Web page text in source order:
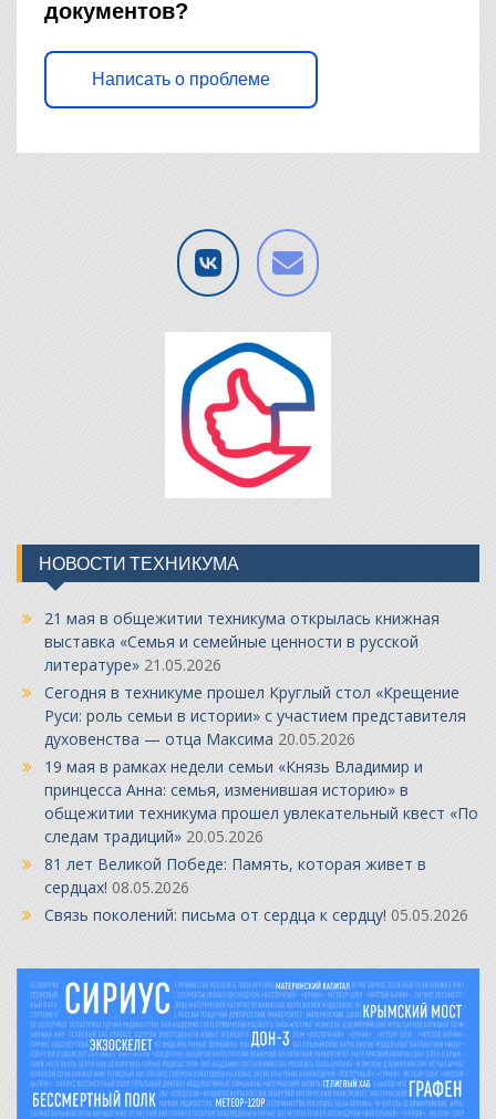
документов?
Написать о проблеме
НОВОСТИ ТЕХНИКУМА
21 мая в общежитии техникума открылась книжная
выставка «Семья и семейные ценности в русской
литературе» 21.05.2026
Сегодня в техникуме прошел Круглый стол «Крещение
Руси: роль семьи в истории» с участием представителя
духовенства — отца Максима 20.05.2026
19 мая в рамках недели семьи «Князь Владимир и
принцесса Анна: семья, изменившая историю» в
общежитии техникума прошел увлекательный квест «По
следам традиций» 20.05.2026
81 лет Великой Победе: Память, которая живет в
сердцах! 08.05.2026
Связь поколений: письма от сердца к сердцу! 05.05.2026